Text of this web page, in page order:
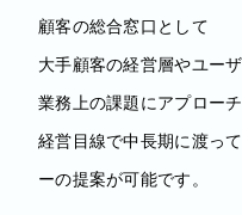
顧客の総合窓口として
大手顧客の経営層やユー
業務上の課題にアプローチ
経営目線で中長期に渡っ
ーの提案が可能です。